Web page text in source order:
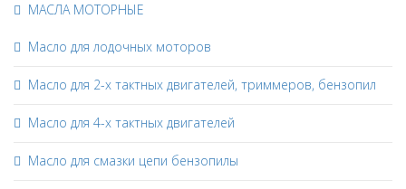
МАСЛА МОТОРНЫЕ
Масло для лодочных моторов
Масло для 2-х тактных двигателей, триммеров, бензопил
Масло для 4-х тактных двигателей
Масло для смазки цепи бензопилы